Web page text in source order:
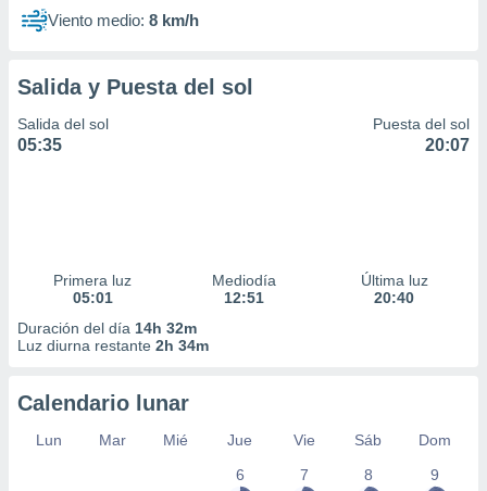
Viento medio: 8 km/h
Salida y Puesta del sol
Salida del sol
05:35
Puesta del sol
20:07
Primera luz
05:01
Mediodía
12:51
Última luz
20:40
Duración del día 14h 32m
Luz diurna restante 2h 34m
Calendario lunar
Lun Mar Mié Jue Vie Sáb
Dom
6
7 8 9